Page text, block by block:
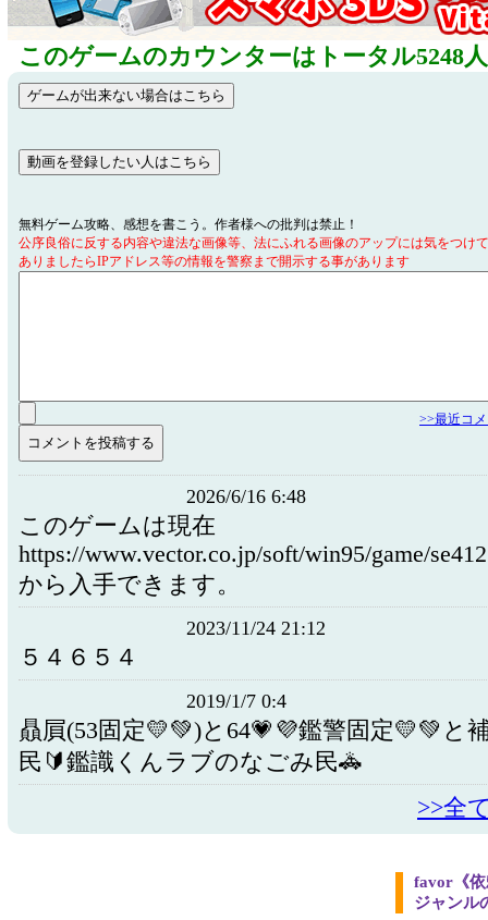
このゲームのカウンターはトータル5248
無料ゲーム攻略、感想を書こう。作者様への批判は禁止！
公序良俗に反する内容や違法な画像等、法にふれる画像のアップには気をつけ
ありましたらIPアドレス等の情報を警察まで開示する事があります
>>最近コ
2026/6/16 6:48
このゲームは現在
https://www.vector.co.jp/soft/win95/game/
から入手できます。
2023/11/24 21:12
５４６５４
2019/1/7 0:4
贔屓(53固定💛💚)と64💗💜鑑警固定💛💚と
民🔰鑑識くんラブのなごみ民🚓
>>全
favor《依
ジャンル